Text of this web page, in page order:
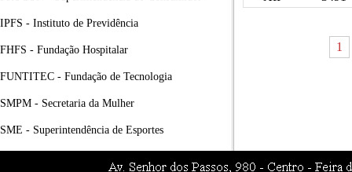
IPFS - Instituto de Previdência
FHFS - Fundação Hospitalar
FUNTITEC - Fundação de Tecnologia
SMPM - Secretaria da Mulher
SME - Superintendência de Esportes
1